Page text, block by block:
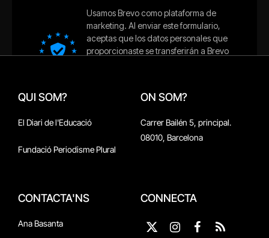
QUI SOM?
El Diari de l'Educació
Fundació Periodisme Plural
ON SOM?
Carrer Bailén 5, principal.
08010, Barcelona
CONTACTA'NS
Ana Basanta
CONNECTA
X
InstagramFacebook
RSS